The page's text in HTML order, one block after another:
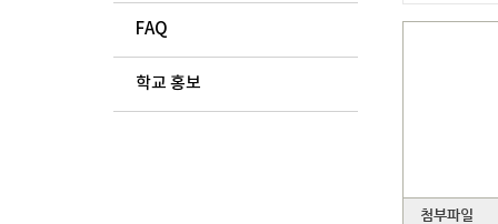
FAQ
학교 홍보
첨부파일